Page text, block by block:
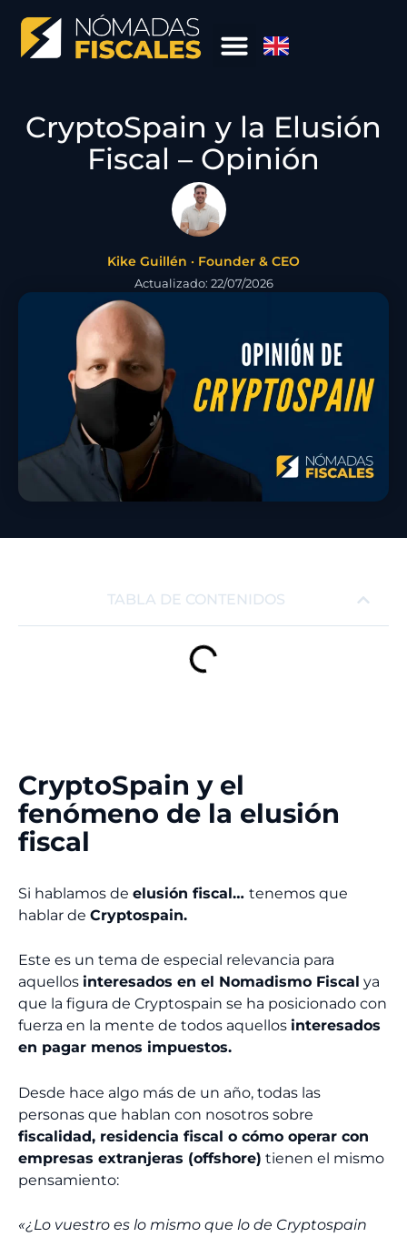
CryptoSpain y la Elusión
Fiscal – Opinión
Kike Guillén · Founder & CEO
Actualizado: 22/07/2026
TABLA DE CONTENIDOS
CryptoSpain y el
fenómeno de la elusión
fiscal
Si hablamos de elusión fiscal… tenemos que
hablar de Cryptospain.
Este es un tema de especial relevancia para
aquellos interesados en el Nomadismo Fiscal ya
que la figura de Cryptospain se ha posicionado con
fuerza en la mente de todos aquellos interesados
en pagar menos impuestos.
Desde hace algo más de un año, todas las
personas que hablan con nosotros sobre
fiscalidad, residencia fiscal o cómo operar con
empresas extranjeras (offshore) tienen el mismo
pensamiento:
«¿Lo vuestro es lo mismo que lo de Cryptospain